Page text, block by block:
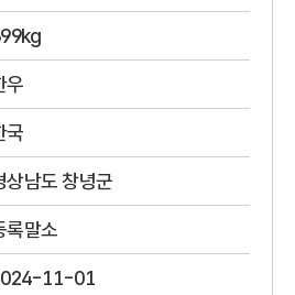
우
국
상남도 창녕군
록말소
11-01